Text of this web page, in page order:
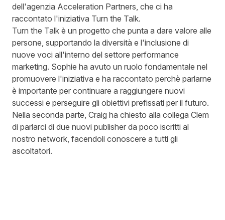
dell'agenzia Acceleration Partners, che ci ha
raccontato l'iniziativa Turn the Talk.
Turn the Talk è un progetto che punta a dare valore alle
persone, supportando la diversità e l'inclusione di
nuove voci all'interno del settore performance
marketing. Sophie ha avuto un ruolo fondamentale nel
promuovere l'iniziativa e ha raccontato perchè parlarne
è importante per continuare a raggiungere nuovi
successi e perseguire gli obiettivi prefissati per il futuro.
Nella seconda parte, Craig ha chiesto alla collega Clem
di parlarci di due nuovi publisher da poco iscritti al
nostro network, facendoli conoscere a tutti gli
ascoltatori.